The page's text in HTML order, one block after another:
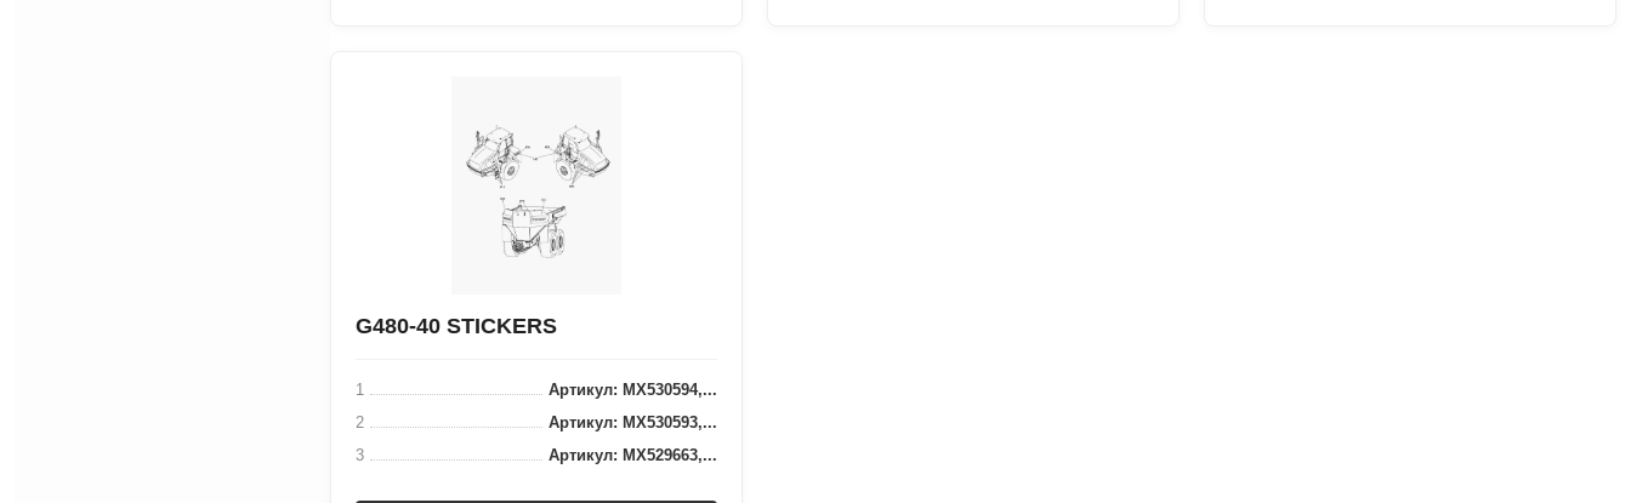
G480-40 STICKERS
1
Артикул: MX530594,...
2
Артикул: MX530593,...
3
Артикул: MX529663,...